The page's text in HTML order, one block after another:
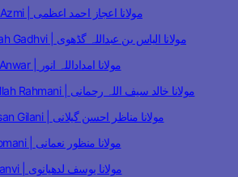
Maulana Ijaz Ahmad Azmi | مولانا اعجاز احمد اعظمی
Maulana Ilyas Abdullah Gadhvi | مولانا الیاس بن عبداللہ گڈھوی
Maulana Imdadullah Anwar | مولانا امداداللہ انور
Maulana Khalid Saifullah Rahmani | مولانا خالد سیف اللہ رحمانی
Maulana Manazir Ahsan Gilani | مولانا مناظر احسن گیلانی
Maulana Manzoor Nomani | مولانا منظور نعمانی
Maulana Yusuf Ludhianvi | مولانا یوسف لدھیانوی